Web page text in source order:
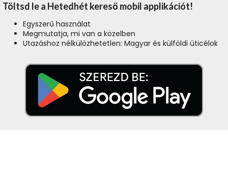
Töltsd le a Hetedhét kereső mobil applikációt!
Egyszerű használat
Megmutatja, mi van a közelben
Utazáshoz nélkülözhetetlen: Magyar és külföldi úticélok